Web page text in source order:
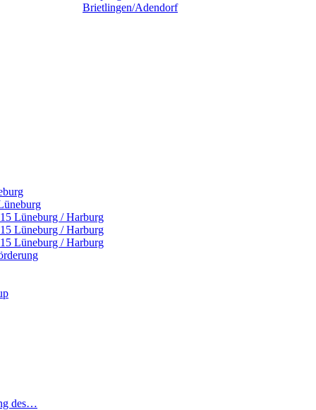
Lüneburg / Harburg
Lüneburg / Harburg
Lüneburg / Harburg
des…